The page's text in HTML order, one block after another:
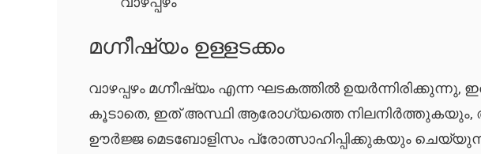
മഗ്നീഷ്യം ഉള്ളടക്കം
വാഴപ്പഴം മഗ്നീഷ്യം എന്ന ഘടകത്തിൽ
കൂടാതെ, ഇത് അസ്ഥി ആരോഗ്യത്തെ നിലനിർത്തുകയും,
ഊർജ്ജ മെടബോളിസം പ്രോത്സാഹിപ്പിക്കുകയും ചെയ്യുന്നു.